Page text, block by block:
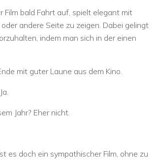
bald Fahrt auf, spielt elegant mit
andere Seite zu zeigen. Dabei gelingt
indem man sich in der einen
mit guter Laune aus dem Kino.
Jahr? Eher nicht.
doch ein sympathischer Film, ohne zu